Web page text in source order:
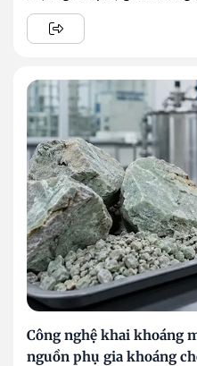
Công nghệ khai khoáng
nguồn phụ gia khoáng